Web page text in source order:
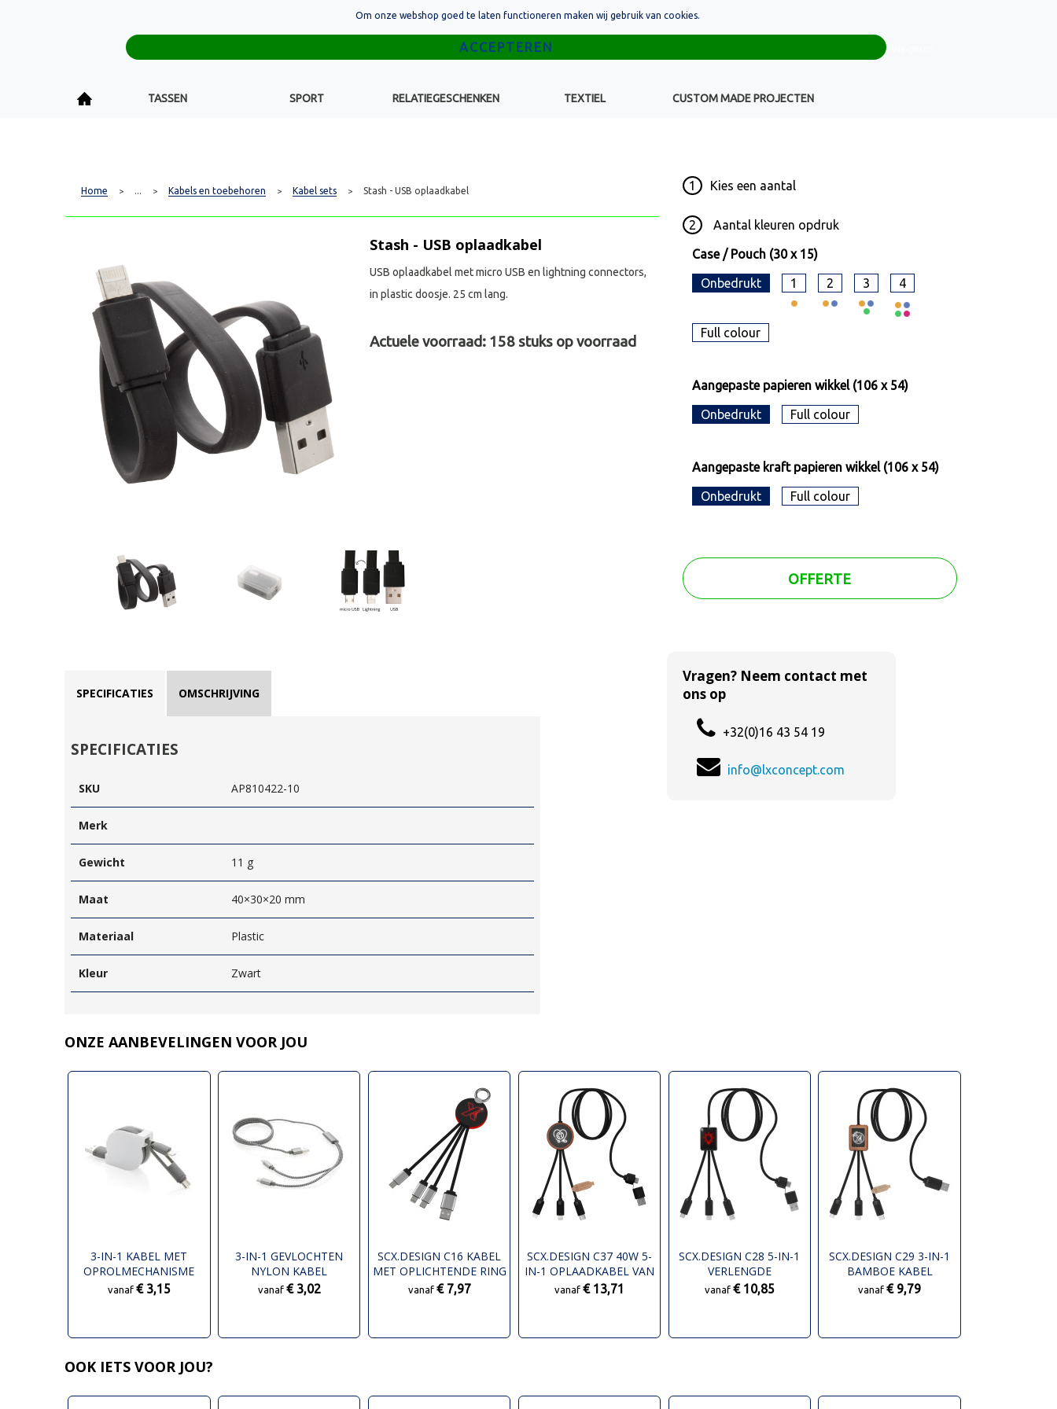
+32(0)16 43 54 19
TASSEN SPORT RELATIEGESCHENKEN TEXTIEL CUSTOM MADE PROJECTEN
Home > ... > Kabels en toebehoren > Kabel sets > Stash - USB oplaadkabel 1 Kies een aantal
2 Aantal kleuren opdruk
Case / Pouch (30 x 15)
Onbedrukt 1 2 3 4
Full colour
Aangepaste papieren wikkel (106 x 54)
Onbedrukt Full colour
Aangepaste kraft papieren wikkel (106 x 54)
Onbedrukt Full colour
OFFERTE
Stash - USB oplaadkabel
USB oplaadkabel met micro USB en lightning connectors,
in plastic doosje. 25 cm lang.
Actuele voorraad: 158stuks op voorraad
SPECIFICATIES OMSCHRIJVING
SPECIFICATIES
SKU AP810422-10
Merk
Gewicht 11 g
Maat 40×30×20 mm
Materiaal Plastic
Kleur Zwart
Vragen? Neem contact met
ons op
+32(0)16 43 54 19
info@lxconcept.com
ONZE AANBEVELINGEN VOOR JOU
3-IN-1 KABEL MET
OPROLMECHANISME
vanaf € 3,15
3-IN-1 GEVLOCHTEN
NYLON KABEL
vanaf € 3,02
SCX.DESIGN C16 KABEL
MET OPLICHTENDE RING
vanaf € 7,97
SCX.DESIGN C37 40W 5-
IN-1 OPLAADKABEL VAN
RPET MET OPLICHTEND
LOGO EN RONDE
vanaf € 13,71
SCX.DESIGN C28 5-IN-1
VERLENGDE
OPLAADKABEL
vanaf € 10,85
SCX.DESIGN C29 3-IN-1
BAMBOE KABEL
vanaf€ 9,79
OOK IETS VOOR JOU?
Om onze webshop goed te laten functioneren maken wij gebruik van cookies.